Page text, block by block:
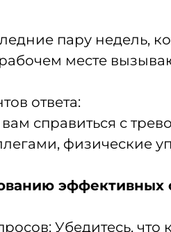
пару недель,
месте
ответа:
справиться с
физические
эффективных
Убедитесь,